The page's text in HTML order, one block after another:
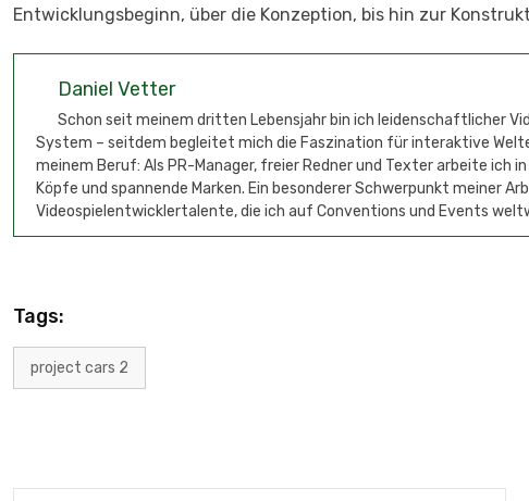
Entwicklungsbeginn, über die Konzeption, bis hin zur
Daniel Vetter
Schon seit meinem dritten Lebensjahr bin ich leidenschaftlicher
System – seitdem begleitet mich die Faszination für interaktive
meinem Beruf: Als PR-Manager, freier Redner und Texter arbeite ich
Köpfe und spannende Marken. Ein besonderer Schwerpunkt meiner
Videospielentwicklertalente, die ich auf Conventions und Events
Tags:
project cars 2